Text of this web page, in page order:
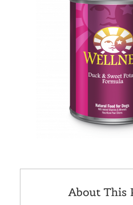
About This